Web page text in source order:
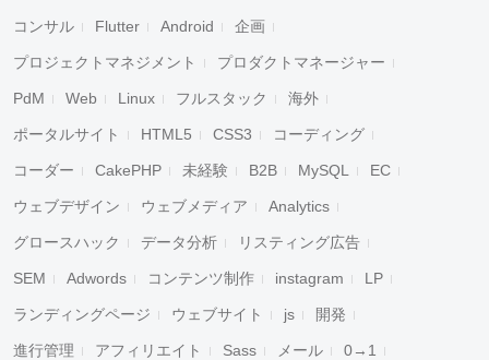
コンサル Flutter Android 企画
プロジェクトマネジメント プロダクトマネージャー
PdM Web Linux フルスタック 海外
ポータルサイト HTML5 CSS3 コーディング
コーダー CakePHP 未経験 B2B MySQL EC
ウェブデザイン ウェブメディア Analytics
グロースハック データ分析 リスティング広告
SEM Adwords コンテンツ制作 instagram LP
ランディングページ ウェブサイト js 開発
進行管理 アフィリエイト Sass メール 0→1